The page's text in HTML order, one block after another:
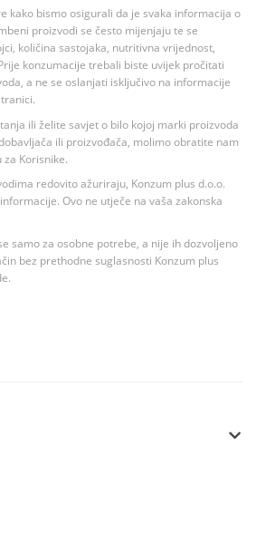
kako bismo osigurali da je svaka informacija o
proizvodi se često mijenjaju te se
količina sastojaka, nutritivna vrijednost,
konzumacije trebali biste uvijek pročitati
a ne se oslanjati isključivo na informacije
ili želite savjet o bilo kojoj marki proizvoda
ili proizvođača, molimo obratite nam
Korisnike.
redovito ažuriraju, Konzum plus d.o.o.
Ovo ne utječe na vaša zakonska
samo za osobne potrebe, a nije ih dozvoljeno
bez prethodne suglasnosti Konzum plus